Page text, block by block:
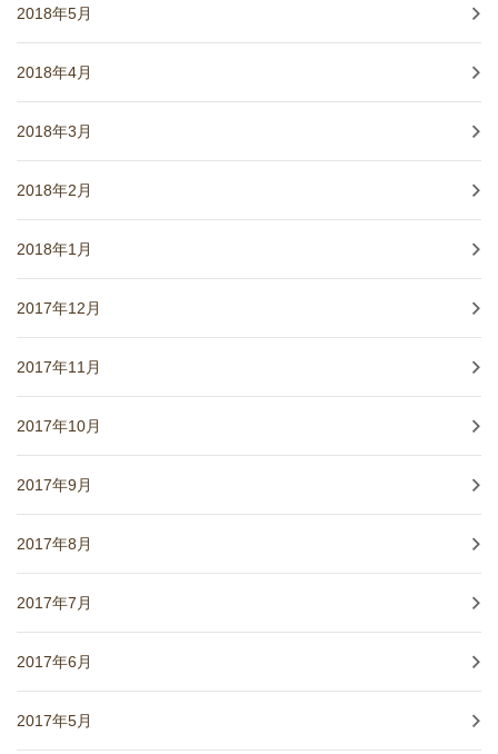
2018年5月
2018年4月
2018年3月
2018年2月
2018年1月
2017年12月
2017年11月
2017年10月
2017年9月
2017年8月
2017年7月
2017年6月
2017年5月